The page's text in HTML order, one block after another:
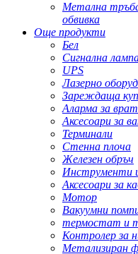
Метална
обвивка
Още продукти
Бел
Сигнална
UPS
Лазерно
Зареждаща
Аларма за
Аксесоари за
Терминали
Стенна плоча
Железен обръч
Инструменти
Аксесоари за
Мотор
Вакуумни
термостат и
Контролер за
Метализиран